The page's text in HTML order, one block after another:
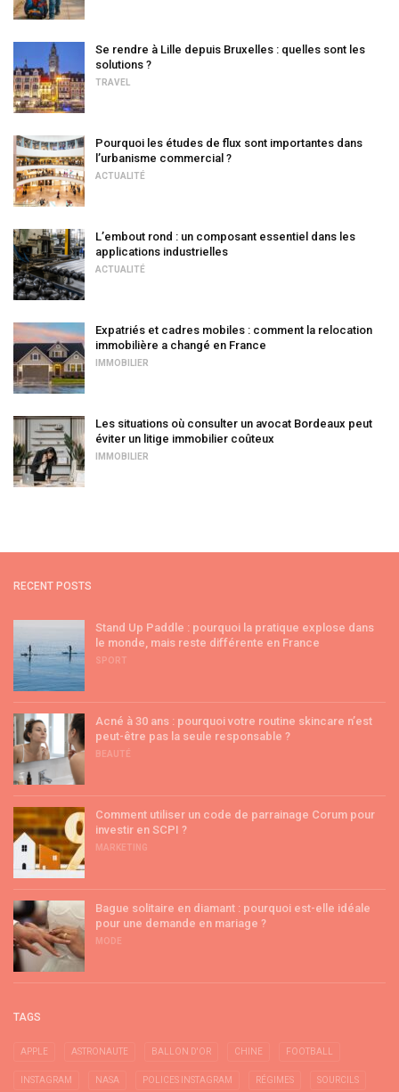
Se rendre à Lille depuis Bruxelles : quelles sont les
solutions ?
TRAVEL
Pourquoi les études de flux sont importantes dans
l’urbanisme commercial ?
ACTUALITÉ
L’embout rond : un composant essentiel dans les
applications industrielles
ACTUALITÉ
Expatriés et cadres mobiles : comment la relocation
immobilière a changé en France
IMMOBILIER
Les situations où consulter un avocat Bordeaux peut
éviter un litige immobilier coûteux
IMMOBILIER
RECENT POSTS
Stand Up Paddle : pourquoi la pratique explose dans
le monde, mais reste différente en France
SPORT
Acné à 30 ans : pourquoi votre routine skincare n’est
peut-être pas la seule responsable ?
BEAUTÉ
Comment utiliser un code de parrainage Corum pour
investir en SCPI ?
MARKETING
Bague solitaire en diamant : pourquoi est-elle idéale
pour une demande en mariage ?
MODE
TAGS
APPLE ASTRONAUTE BALLON D'OR CHINE FOOTBALL
INSTAGRAM NASA POLICES INSTAGRAM RÉGIMES SOURCILS